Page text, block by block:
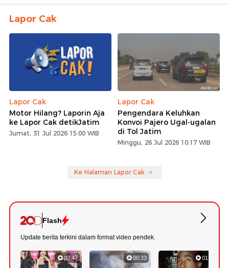
Lapor Cak
Lapor Cak
Motor Hilang? Laporin Aja
ke Lapor Cak detikJatim
Jumat, 31 Jul 2026 15:00 WIB
Lapor Cak
Pengendara Keluhkan
Konvoi Pajero Ugal-ugalan
di Tol Jatim
Minggu, 26 Jul 2026 10:17 WIB
Ke Halaman Lapor Cak
Flash
Update berita terkini dalam format video pendek.
00:47 00:33 01:10